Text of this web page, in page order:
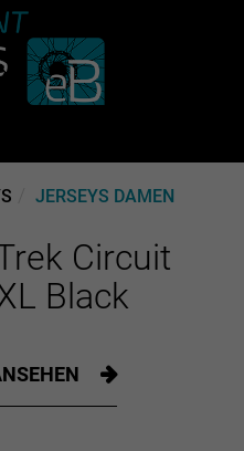
JERSEYS DAMEN
Circuit
Black